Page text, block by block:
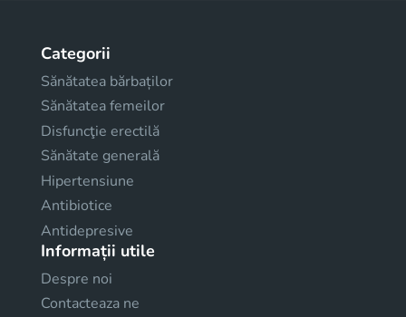
Categorii
Sănătatea bărbaților
Sănătatea femeilor
Disfuncţie erectilă
Sănătate generală
Hipertensiune
Antibiotice
Antidepresive
Informații utile
Despre noi
Contacteaza ne